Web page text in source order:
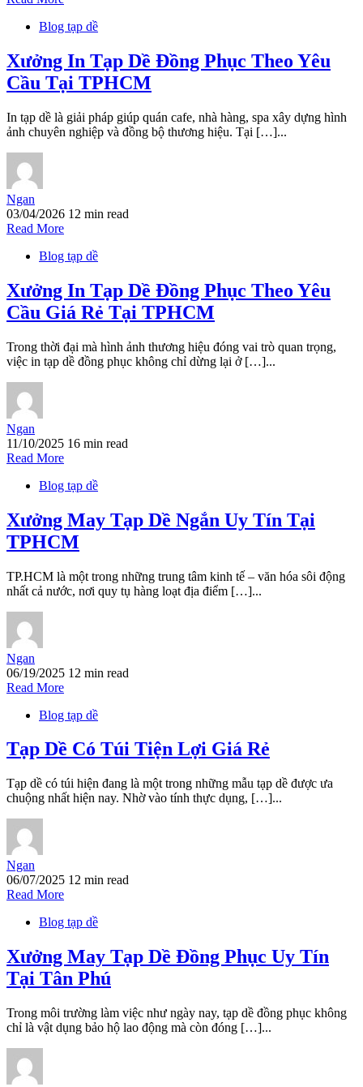
Blog tạp dề
Xưởng In Tạp Dề Đồng Phục Theo Yêu
Cầu Tại TPHCM
In tạp dề là giải pháp giúp quán cafe, nhà hàng, spa xây dựng hình
ảnh chuyên nghiệp và đồng bộ thương hiệu. Tại […]...
Ngan
03/04/2026 12 min read
Read More
Blog tạp dề
Xưởng In Tạp Dề Đồng Phục Theo Yêu
Cầu Giá Rẻ Tại TPHCM
Trong thời đại mà hình ảnh thương hiệu đóng vai trò quan trọng,
việc in tạp dề đồng phục không chỉ dừng lại ở […]...
Ngan
11/10/2025 16 min read
Read More
Blog tạp dề
Xưởng May Tạp Dề Ngắn Uy Tín Tại
TPHCM
TP.HCM là một trong những trung tâm kinh tế – văn hóa sôi động
nhất cả nước, nơi quy tụ hàng loạt địa điểm […]...
Ngan
06/19/2025 12 min read
Read More
Blog tạp dề
Tạp Dề Có Túi Tiện Lợi Giá Rẻ
Tạp dề có túi hiện đang là một trong những mẫu tạp dề được ưa
chuộng nhất hiện nay. Nhờ vào tính thực dụng, […]...
Ngan
06/07/2025 12 min read
Read More
Blog tạp dề
Xưởng May Tạp Dề Đồng Phục Uy Tín
Tại Tân Phú
Trong môi trường làm việc như ngày nay, tạp dề đồng phục không
chỉ là vật dụng bảo hộ lao động mà còn đóng […]...